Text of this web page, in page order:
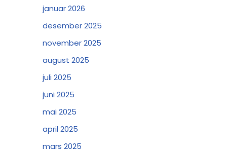
januar 2026
desember 2025
november 2025
august 2025
juli 2025
juni 2025
mai 2025
april 2025
mars 2025